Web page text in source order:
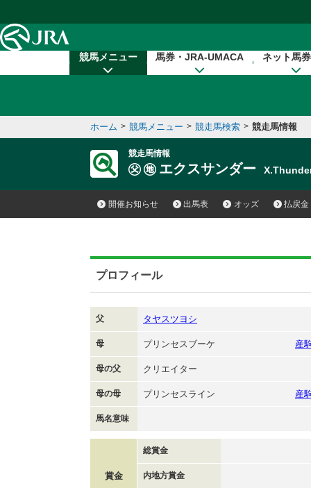
競馬メニュー 馬券・JRA-UMACA ネット馬
ホーム > 競馬メニュー > 競走馬検索 > 競走馬情報
競走馬情報
エクスサンダー
開催お知らせ 出馬表 オッズ 払戻金
プロフィール
父 タヤスツヨシ
母 プリンセスブーケ 産
母の父 クリエイター
母の母 プリンセスライン 産
馬名意味
賞金
総賞金
内地方賞金